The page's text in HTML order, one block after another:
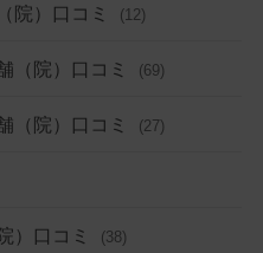
院）口コミ (12)
（院）口コミ (69)
（院）口コミ (27)
）口コミ (38)